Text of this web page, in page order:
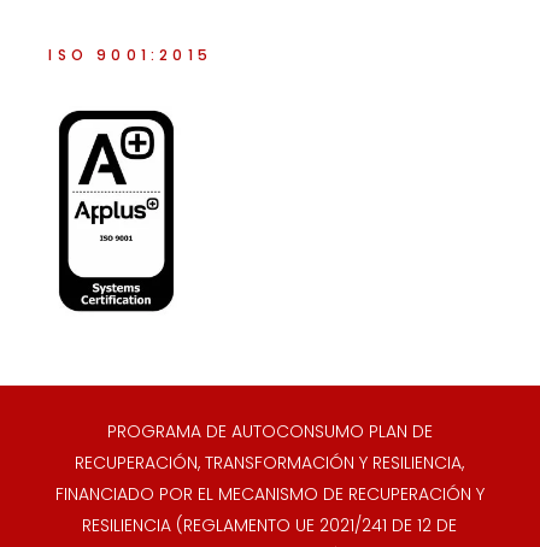
ISO 9001:2015
PROGRAMA DE AUTOCONSUMO PLAN DE
RECUPERACIÓN, TRANSFORMACIÓN Y RESILIENCIA,
FINANCIADO POR EL MECANISMO DE RECUPERACIÓN Y
RESILIENCIA (REGLAMENTO UE 2021/241 DE 12 DE